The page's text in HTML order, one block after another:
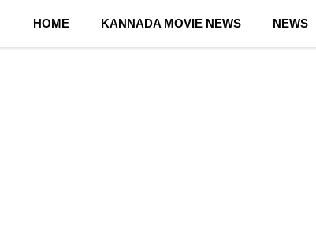
HOME KANNADA MOVIE NEWS NEWS